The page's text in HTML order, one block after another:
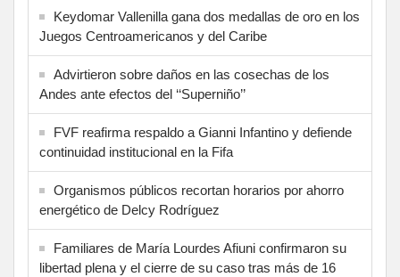
Keydomar Vallenilla gana dos medallas de oro en los
Juegos Centroamericanos y del Caribe
Advirtieron sobre daños en las cosechas de los
Andes ante efectos del ‘‘Superniño’’
FVF reafirma respaldo a Gianni Infantino y defiende
continuidad institucional en la Fifa
Organismos públicos recortan horarios por ahorro
energético de Delcy Rodríguez
Familiares de María Lourdes Afiuni confirmaron su
libertad plena y el cierre de su caso tras más de 16